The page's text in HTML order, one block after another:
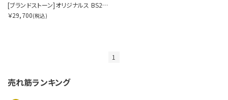
[ブランドストーン]オリジナルス BS2407
￥29,700(税込)
1
売れ筋ランキング